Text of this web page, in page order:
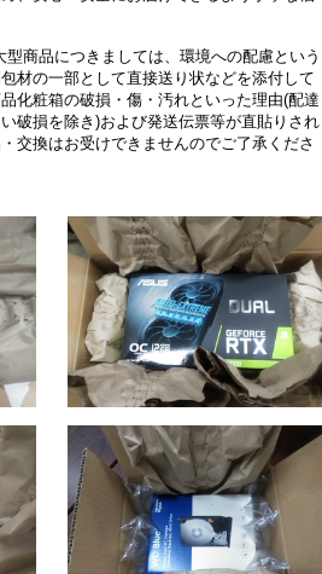
商品につきましては、環境への配慮という
材の一部として直接送り状などを添付して
化粧箱の破損・傷・汚れといった理由(配達
破損を除き)および発送伝票等が直貼りされ
交換はお受けできませんのでご了承くださ